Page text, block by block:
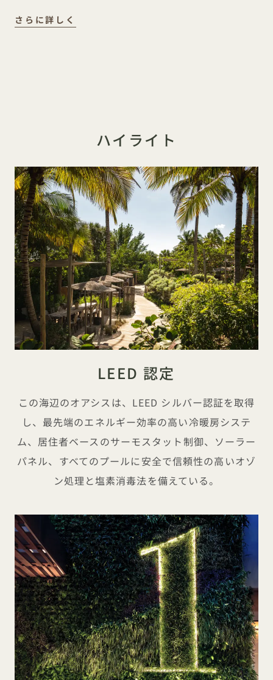
さらに詳しく
ハイライト
LEED 認定
この海辺のオアシスは、LEED シルバー認証を取得
し、最先端のエネルギー効率の高い冷暖房システ
ム、居住者ベースのサーモスタット制御、ソーラー
パネル、すべてのプールに安全で信頼性の高いオゾ
ン処理と塩素消毒法を備えている。